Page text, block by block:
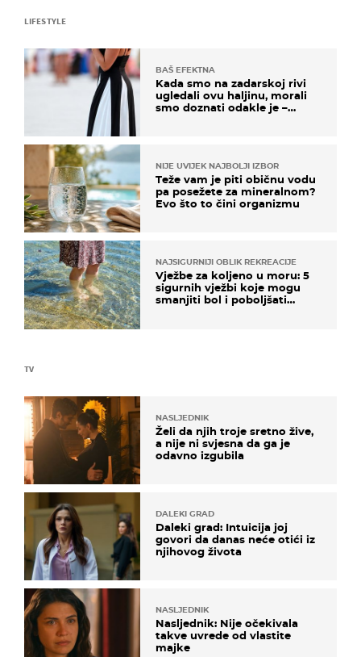
TV
NASLJEDNIK
Želi da njih troje sretno žive,
a nije ni svjesna da ga je
odavno izgubila
DALEKI GRAD
Daleki grad: Intuicija joj
govori da danas neće otići iz
njihovog života
NASLJEDNIK
Nasljednik: Nije očekivala
takve uvrede od vlastite
majke
LIFESTYLE
BAŠ EFEKTNA
Kada smo na zadarskoj rivi
ugledali ovu haljinu, morali
smo doznati odakle je –
NIJE UVIJEK NAJBOLJI IZBOR
Teže vam je piti običnu vodu
pa posežete za mineralnom?
Evo što to čini organizmu
NAJSIGURNIJI OBLIK REKREACIJE
Vježbe za koljeno u moru: 5
sigurnih vježbi koje mogu
smanjiti bol i poboljšati